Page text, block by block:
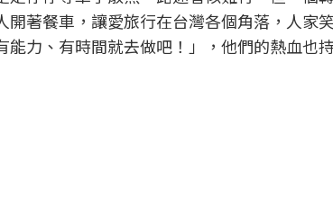
著餐車，讓愛旅行在台灣各個角落，人家
力、有時間就去做吧！」，他們的熱血也